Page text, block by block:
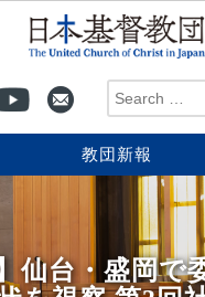
教団新報
仙台・盛岡で